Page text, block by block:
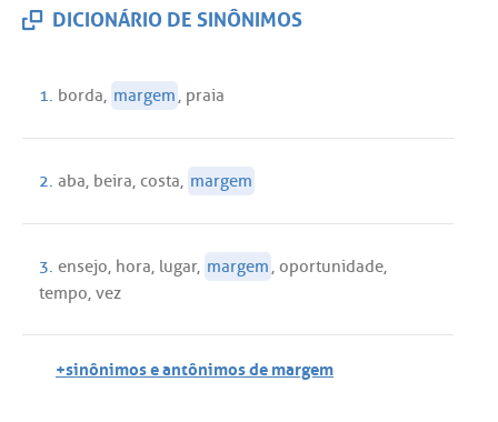
DICIONÁRIO DE SINÔNIMOS
1. borda, margem, praia
2. aba, beira, costa, margem
3. ensejo, hora, lugar, margem , oportunidade,
tempo, vez
+sinônimos e antônimos de margem